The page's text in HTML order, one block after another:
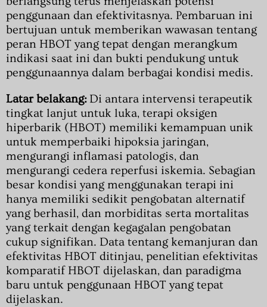
penggunaan dan efektivitasnya. Pembaruan ini
bertujuan untuk memberikan wawasan tentang
peran HBOT yang tepat dengan merangkum
indikasi saat ini dan bukti pendukung untuk
penggunaannya dalam berbagai kondisi medis.
Latar belakang:Di antara intervensi terapeutik
tingkat lanjut untuk luka, terapi oksigen
hiperbarik (HBOT) memiliki kemampuan unik
untuk memperbaiki hipoksia jaringan,
mengurangi inflamasi patologis, dan
mengurangi cedera reperfusi iskemia. Sebagian
besar kondisi yang menggunakan terapi ini
hanya memiliki sedikit pengobatan alternatif
yang berhasil, dan morbiditas serta mortalitas
yang terkait dengan kegagalan pengobatan
cukup signifikan. Data tentang kemanjuran dan
efektivitas HBOT ditinjau, penelitian efektivitas
komparatif HBOT dijelaskan, dan paradigma
baru untuk penggunaan HBOT yang tepat
dijelaskan.